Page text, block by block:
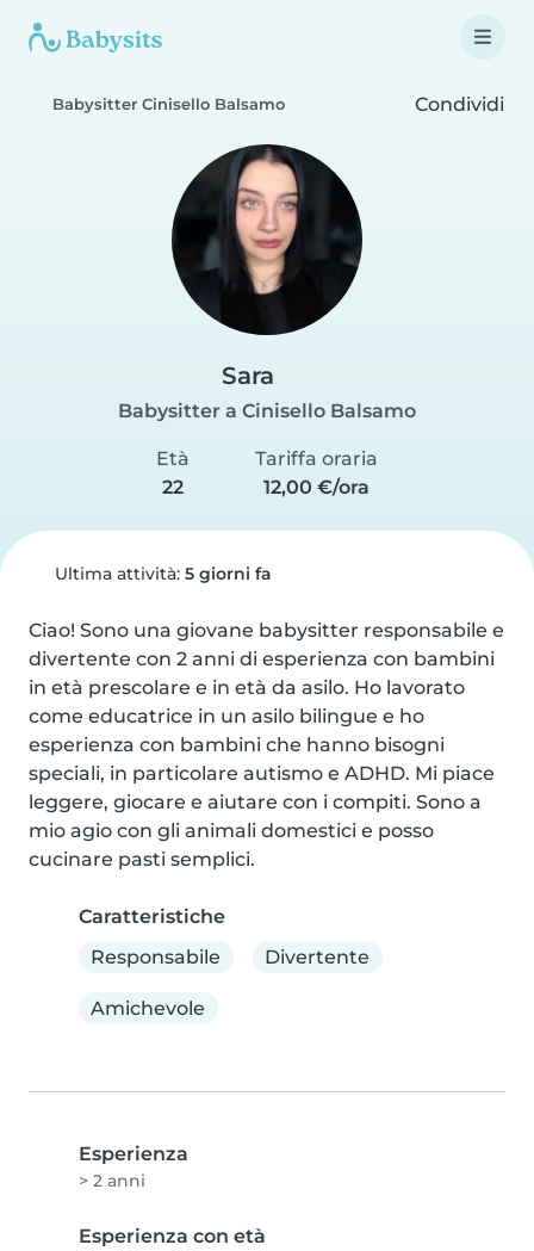
Babysitter Cinisello Balsamo Condividi
Sara
Babysitter a Cinisello Balsamo
Età
22
Tariffa oraria
12,00 €/ora
Ultima attività: 5 giorni fa
Ciao! Sono una giovane babysitter responsabile e
divertente con 2 anni di esperienza con bambini
in età prescolare e in età da asilo. Ho lavorato
come educatrice in un asilo bilingue e ho
esperienza con bambini che hanno bisogni
speciali, in particolare autismo e ADHD. Mi piace
leggere, giocare e aiutare con i compiti. Sono a
mio agio con gli animali domestici e posso
cucinare pasti semplici.
Caratteristiche
Responsabile
Divertente
Amichevole
Esperienza
> 2 anni
Esperienza con età